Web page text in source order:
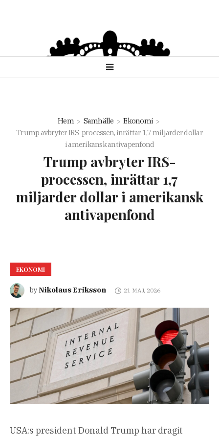
Hem Samhälle
Ekonomi
Trump avbryter IRS-processen, inrättar 1,7 miljarder dollar
i amerikansk antivapenfond
Trump avbryter IRS-
processen, inrättar 1,7
miljarder dollar i amerikansk
antivapenfond
EKONOMI
byNikolaus Eriksson 21 MAJ, 2026
USA:s president Donald Trump har dragit